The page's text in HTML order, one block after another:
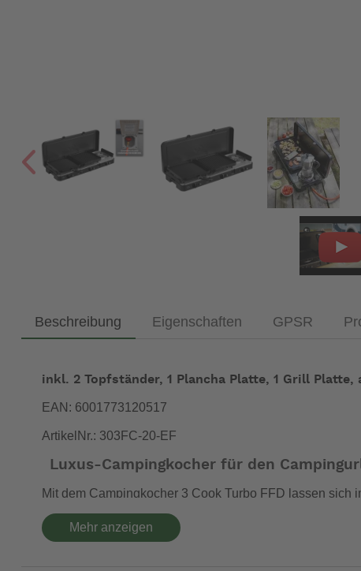
Beschreibung Eigenschaften GPSR
inkl. 2 Topfständer, 1 Plancha Platte, 1 Grill
EAN: 6001773120517
ArtikelNr.: 303FC-20-EF
Luxus-Campingkocher für den
Mit dem Campingkocher 3 Cook Turbo FFD lassen
Brat- undGrillplatten, Pfannenträgern und Windschutz
versehen, die gesünderes Kochen und eine einfache
Mehr anzeigen